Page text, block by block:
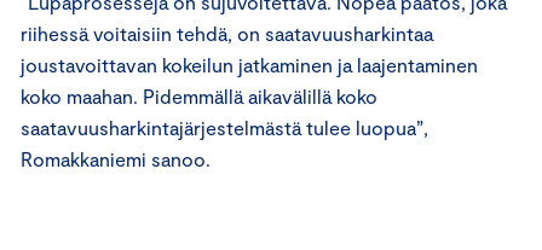
riihessä voitaisiin tehdä, on saatavuusharkintaa
joustavoittavan kokeilun jatkaminen ja laajentaminen
koko maahan. Pidemmällä aikavälillä koko
saatavuusharkintajärjestelmästä tulee luopua”,
Romakkaniemi sanoo.